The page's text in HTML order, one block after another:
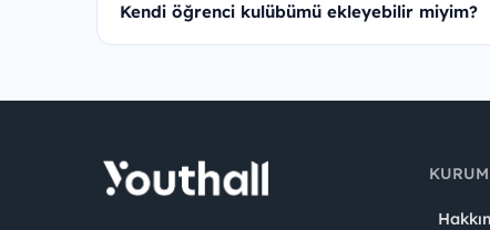
Kendi öğrenci kulübümü ekleyebilir miyim?